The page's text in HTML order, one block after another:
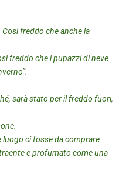
freddo che anche la
freddo che i pupazzi di neve
sarà stato per il freddo fuori,
luogo ci fosse da comprare
e profumato come una